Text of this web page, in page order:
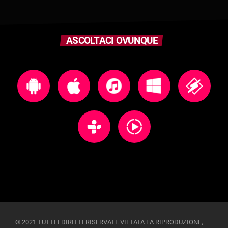
ASCOLTACI OVUNQUE
© 2021 TUTTI I DIRITTI RISERVATI. VIETATA LA RIPRODUZIONE,